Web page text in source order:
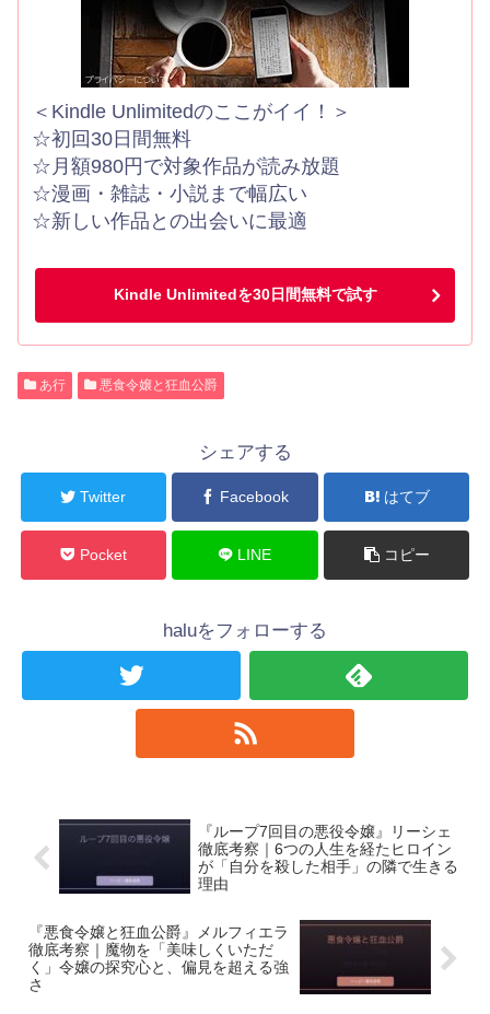
＜Kindle Unlimitedのここがイイ！＞
☆初回30日間無料
☆月額980円で対象作品が読み放題
☆漫画・雑誌・小説まで幅広い
☆新しい作品との出会いに最適
Kindle Unlimitedを30日間無料で試す
あ行 悪食令嬢と狂血公爵
シェアする
Twitter Facebook はてブ
Pocket LINE コピー
haluをフォローする
『ループ7回目の悪役令嬢』リーシェ
徹底考察｜6つの人生を経たヒロイン
が「自分を殺した相手」の隣で生きる
理由
『悪食令嬢と狂血公爵』メルフィエラ
徹底考察｜魔物を「美味しくいただ
く」令嬢の探究心と、偏見を超える強
さ